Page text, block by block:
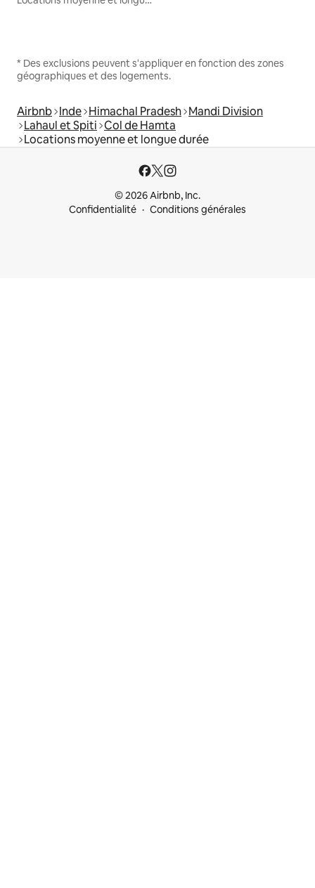
* Des exclusions peuvent s'appliquer en fonction des zones
géographiques et des logements.
Airbnb Inde Himachal Pradesh Mandi Division
Lahaul et Spiti Col de Hamta
Locations moyenne et longue durée
© 2026 Airbnb, Inc.
Confidentialité
Conditions générales